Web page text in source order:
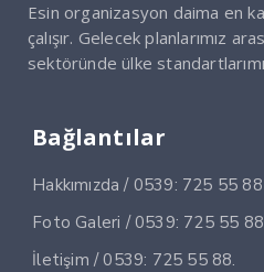
Esin organizasyon daima en
çalışır. Gelecek planlarımız
sektöründe ülke
Bağlantılar
Hakkımızda / 0539: 725 55 88
Foto Galeri / 0539: 725 55 88
İletişim / 0539: 725 55 88.